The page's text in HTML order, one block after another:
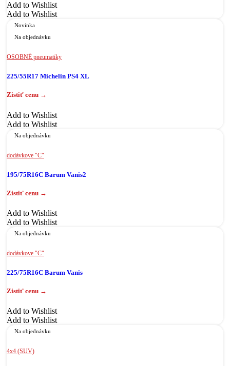
Add to Wishlist
Add to Wishlist
Novinka
Na objednávku
OSOBNÉ pneumatiky
225/55R17 Michelin PS4 XL
Add to Wishlist
Add to Wishlist
Na objednávku
dodávkove "C"
195/75R16C Barum Vanis2
Add to Wishlist
Add to Wishlist
Na objednávku
dodávkove "C"
225/75R16C Barum Vanis
Add to Wishlist
Add to Wishlist
Na objednávku
4x4 (SUV)